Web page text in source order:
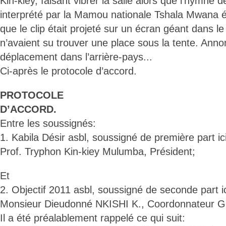
interprété par la Mamou nationale Tshala Mwana
que le clip était projeté sur un écran géant dans
n’avaient su trouver une place sous la tente.
déplacement dans l’arrière-pays...
Ci-après le protocole d’accord.
PROTOCOLE
D’ACCORD.
Entre les soussignés:
1. Kabila Désir asbl, soussigné de première part
Prof. Tryphon Kin-kiey Mulumba, Président;
Et
2. Objectif 2011 asbl, soussigné de seconde part
Monsieur Dieudonné NKISHI K., Coordonnateur
Il a été préalablement rappelé ce qui suit: